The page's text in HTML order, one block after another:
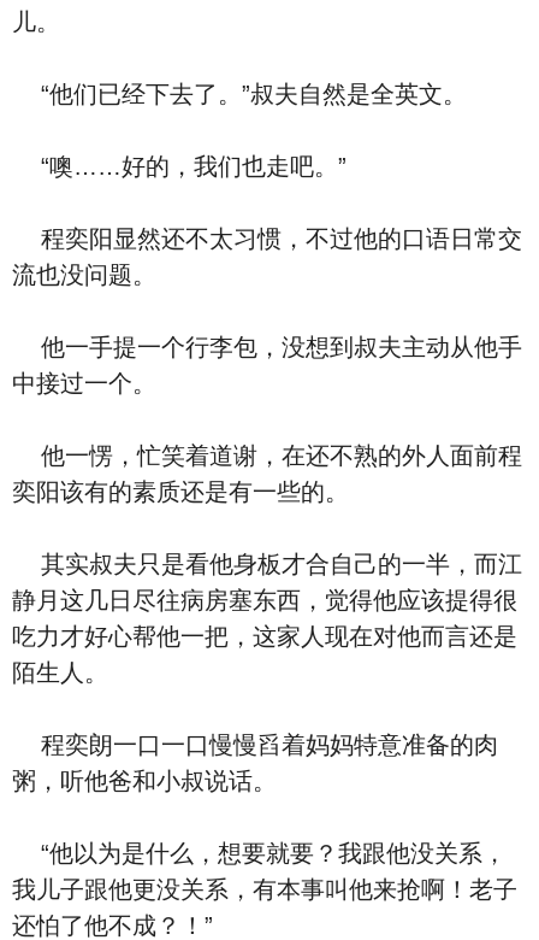
儿。
“他们已经下去了。”叔夫自然是全英文。
“噢……好的，我们也走吧。”
程奕阳显然还不太习惯，不过他的口语日常交
流也没问题。
他一手提一个行李包，没想到叔夫主动从他手
中接过一个。
他一愣，忙笑着道谢，在还不熟的外人面前程
奕阳该有的素质还是有一些的。
其实叔夫只是看他身板才合自己的一半，而江
静月这几日尽往病房塞东西，觉得他应该提得很
吃力才好心帮他一把，这家人现在对他而言还是
陌生人。
程奕朗一口一口慢慢舀着妈妈特意准备的肉
粥，听他爸和小叔说话。
“他以为是什么，想要就要？我跟他没关系，
我儿子跟他更没关系，有本事叫他来抢啊！老子
还怕了他不成？！”